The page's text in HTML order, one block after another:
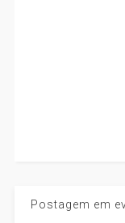
Postagem em